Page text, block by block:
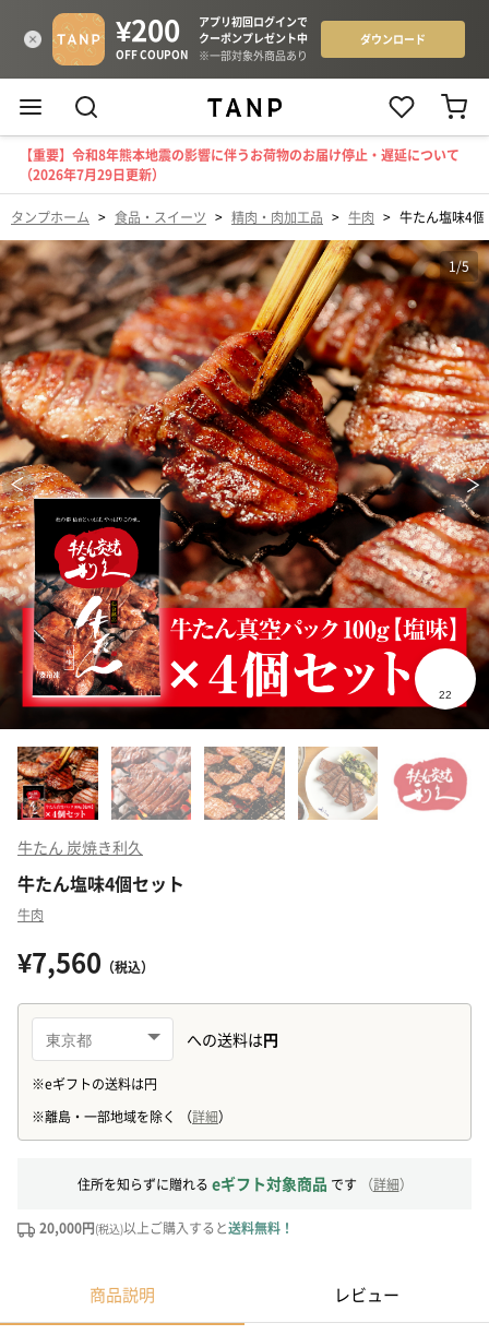
【重要】令和8年熊本地震の影響に伴うお荷物のお届け停止・遅延について
（2026年7月29日更新）
タンプホーム > 食品・スイーツ > 精肉・肉加工品 > 牛肉 > 牛たん塩味4
1/5
牛たん 炭焼き利久
牛たん塩味4個セット
牛肉
¥7,560 （税込）
住所を知らずに贈れる eギフト対象商品 です （詳細）
20,000円(税込)以上ご購入すると送料無料！
商品説明 レビュー